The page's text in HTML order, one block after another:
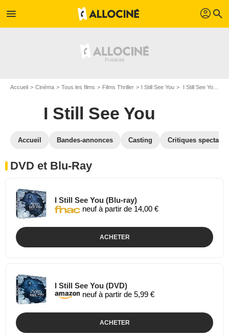
menu profil search
Accueil Cinéma Tous les films Films Thriller I Still See You I Still See You en DVD Blu Ray
I Still See You
Accueil Bandes-annonces Casting Critiques
DVD et Blu-Ray
I Still See You (Blu-ray)
neuf à partir de 14,00 €
ACHETER
I Still See You (DVD)
neuf à partir de 5,99 €
ACHETER